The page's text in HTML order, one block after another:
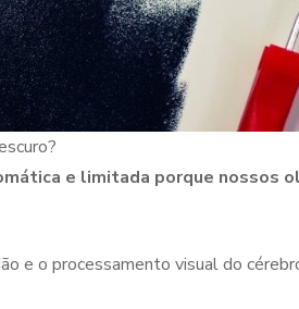
e limitada porque nossos
e o processamento visual do